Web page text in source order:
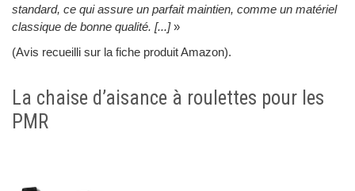
standard, ce qui assure un parfait maintien, comme un matériel
classique de bonne qualité. [...]»
(Avis recueilli sur la fiche produit Amazon).
La chaise d’aisance à roulettes pour les
PMR